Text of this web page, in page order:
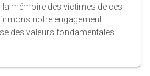
mémoire des victimes de ces
notre engagement
des valeurs fondamentales